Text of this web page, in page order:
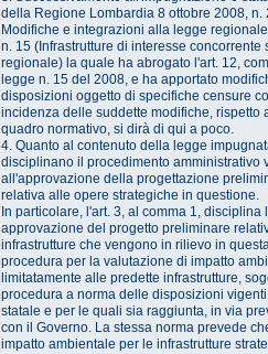
della Regione Lombardia 8 ottobre 2008, n.
Modifiche e integrazioni alla legge
n. 15 (Infrastrutture di interesse concorrente
regionale) la quale ha abrogato l'art. 12,
legge n. 15 del 2008, e ha apportato
disposizioni oggetto di specifiche censure
incidenza delle suddette modifiche, rispetto
quadro normativo, si dirà di qui a poco.
4. Quanto al contenuto della legge
disciplinano il procedimento amministrativo
all'approvazione della progettazione
relativa alle opere strategiche in questione.
In particolare, l'art. 3, al comma 1, disciplina
approvazione del progetto preliminare
infrastrutture che vengono in rilievo in
procedura per la valutazione di impatto
limitatamente alle predette infrastrutture,
procedura a norma delle disposizioni
statale e per le quali sia raggiunta, in via
con il Governo. La stessa norma prevede
impatto ambientale per le infrastrutture